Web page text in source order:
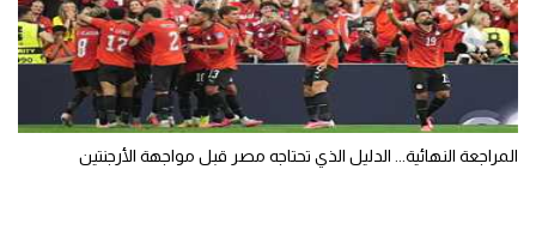
المراجعة النهائية... الدليل الذي تحتاجه مصر قبل مواجهة الأرجنتين